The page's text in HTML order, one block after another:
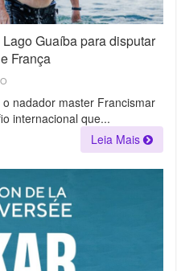
Guaíba para disputar
França
nadador master Francismar
internacional que...
Leia Mais